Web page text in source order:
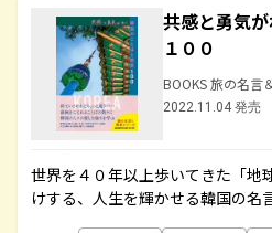
共感と勇気
１００
BOOKS 旅の名言
2022.11.04 発売
世界を４０年以上歩いてきた「地
けする、人生を輝かせる韓国の名